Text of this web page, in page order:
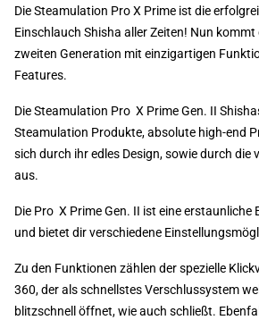
Die Steamulation Pro X Prime ist die
Einschlauch Shisha aller Zeiten! Nun
zweiten Generation mit einzigartigen
Features.
Die Steamulation Pro X Prime Gen. II
Steamulation Produkte, absolute high-end
sich durch ihr edles Design, sowie durch die
aus.
Die Pro X Prime Gen. II ist eine erstaunliche
und bietet dir verschiedene
Zu den Funktionen zählen der spezielle
360, der als schnellstes Verschlussystem
blitzschnell öffnet, wie auch schließt.